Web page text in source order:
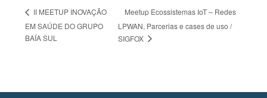
II MEETUP INOVAÇÃO
EM SAÚDE DO GRUPO
BAÍA SUL
Meetup Ecossistemas IoT – Redes
LPWAN, Parcerias e cases de uso /
SIGFOX